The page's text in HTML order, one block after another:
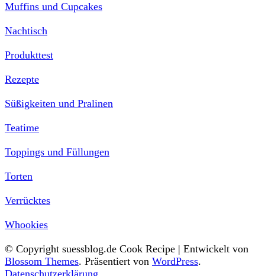
Muffins und Cupcakes
Nachtisch
Produkttest
Rezepte
Süßigkeiten und Pralinen
Teatime
Toppings und Füllungen
Torten
Verrücktes
Whookies
© Copyright suessblog.de Cook Recipe | Entwickelt von
Blossom Themes. Präsentiert von WordPress.